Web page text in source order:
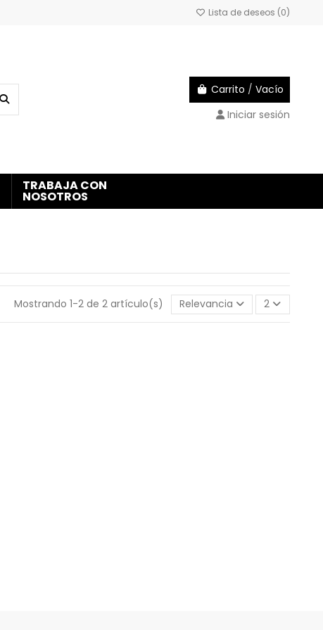
Lista de deseos (0)
Carrito / Vacío
Iniciar sesión
TRABAJA CON
NOSOTROS
Mostrando 1-2 de 2 artículo(s) Relevancia 2